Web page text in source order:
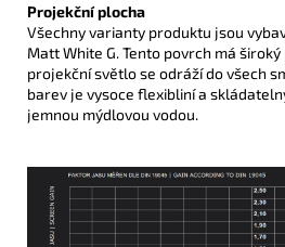
Projekční plocha
Všechny varianty produktu jsou
Matt White G. Tento povrch má
projekční světlo se odráží do všech
barev je vysoce flexibliní a
jemnou mýdlovou vodou.